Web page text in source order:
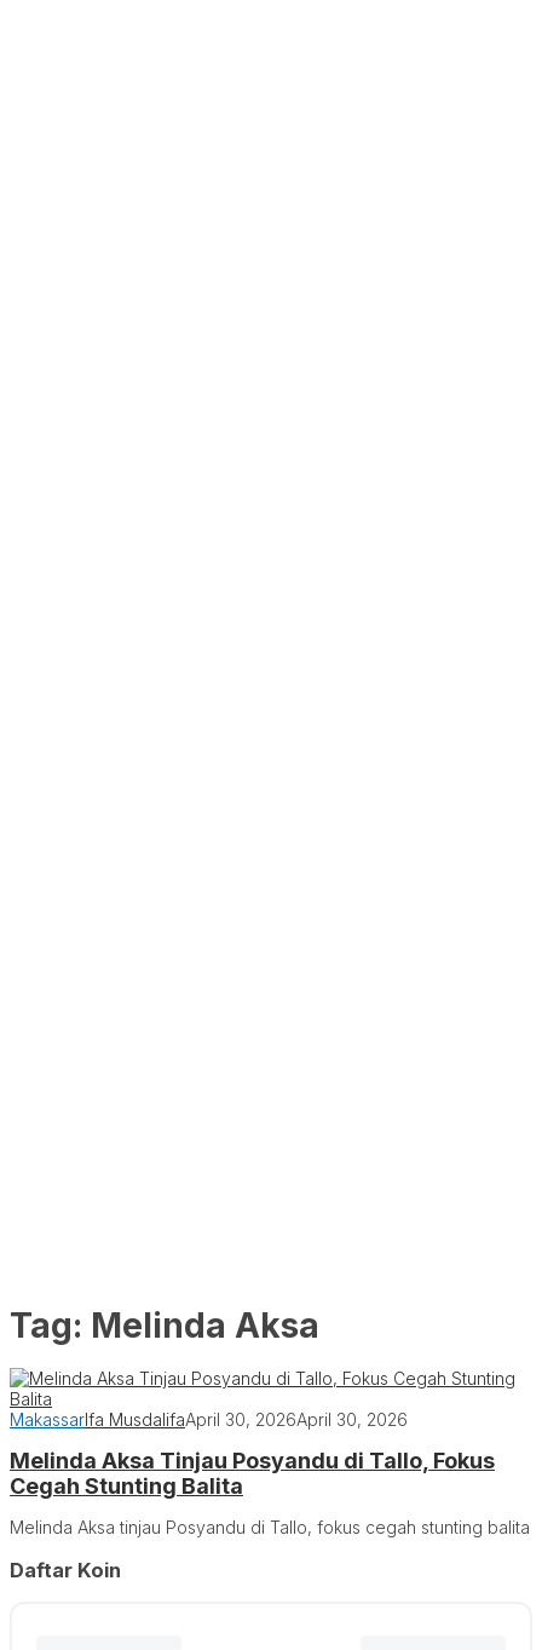
Tag: Melinda Aksa
MakassarIfa MusdalifaApril 30, 2026April 30, 2026
Melinda Aksa Tinjau Posyandu di Tallo, Fokus
Cegah Stunting Balita
Melinda Aksa tinjau Posyandu di Tallo, fokus cegah stunting balita
Daftar Koin